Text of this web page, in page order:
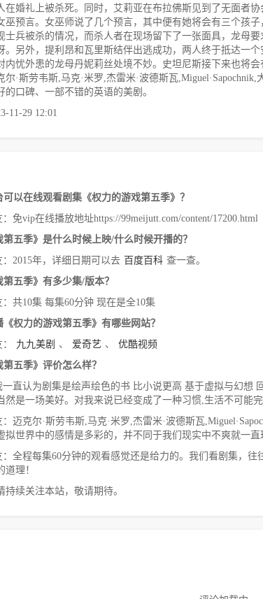
在婚礼上被杀死。同时，艾莉亚在布拉佛斯见到了无面
巫预言。女巫师说了几个预言，其中便有她将会有三个孩
士兵被杀的情况，而杀人者在现场留下了一张面具，龙母
。另外，提利昂和瓦里斯结伴出逃成功，两人终于抵达
内忧外患的龙母丹妮莉丝处境不妙。史坦尼斯接下来也将
尔·斯劳韦斯,马克·米罗,杰雷米·波德斯瓦
的口碑、一部不错的英语的美剧。
11-29 12:01
可以在线观看剧集《权力的游戏第五季》？
：免vip在线播放地址https://99meijutt.com/content/17200.html
五季》是什么时候上映/什么时候开播的？
：2015年，详细日期可以去 百度百科 查一查。
五季》有多少集/版本？
：共10集 每集60分钟 现在是全10集
权力的游戏第五季》有哪些网站？
九九美剧 、 爱奇艺 、
优酷视频
五季》评价怎么样？
一直认为剧集是绘声绘色的书 比小说更高 基于虚拟与幻想
然是一场美好。对我来说已经变成了一种习惯,生活不可能
：迈克尔·斯劳韦斯,马克·米罗,杰雷米·波德斯瓦
拟世界中的感情是多彩的，并不同于我们现实中不爽就一
：全程每集60分钟的观看感觉还是给力的。我们看剧集，
道理！
持续关注本站，敬请期待。